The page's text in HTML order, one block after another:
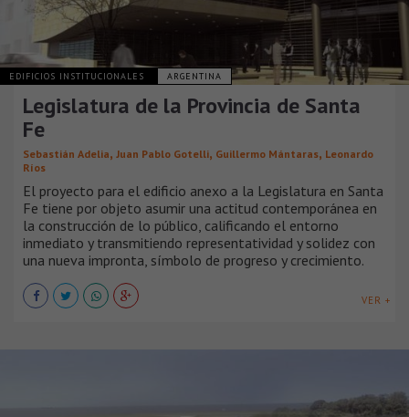
EDIFICIOS INSTITUCIONALES ARGENTINA
Legislatura de la Provincia de Santa
Fe
Sebastián Adelia, Juan Pablo Gotelli, Guillermo Mántaras, Leonardo
Ríos
El proyecto para el edificio anexo a la Legislatura en Santa
Fe tiene por objeto asumir una actitud contemporánea en
la construcción de lo público, calificando el entorno
inmediato y transmitiendo representatividad y solidez con
una nueva impronta, símbolo de progreso y crecimiento.
VER +